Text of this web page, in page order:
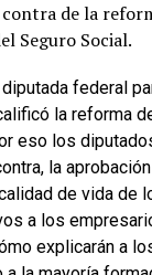
de la
Seguro Social.
federal
la reforma
eso los
la
de vida de
a los
explicarán a